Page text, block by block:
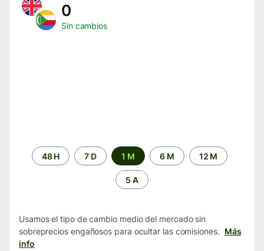
0
Sin cambios
Periodo48 H 7 D 1 M 6 M 12 M
5 A
Usamos el tipo de cambio medio del mercado sin
sobreprecios engañosos para ocultar las comisiones. Más
info